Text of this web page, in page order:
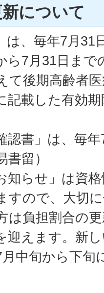
について
は、毎年7月
ら7月31日まで
て後期高齢者
記載した有効
認書」は、毎
留）
知らせ」は資
すので、大切
は負担割合の
迎えます。新
中旬から下旬